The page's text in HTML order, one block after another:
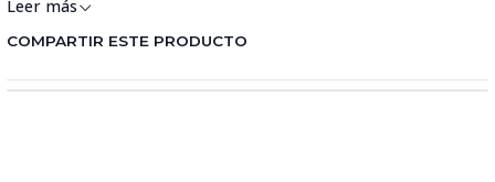
Leer más
COMPARTIR ESTE PRODUCTO